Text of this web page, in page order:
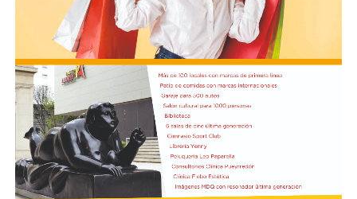
La autorización militar ocurre en un contexto de
fricción diplomática originada por las declaraciones
de Javier Milei hacia su par brasileño, Lula da Silva. Esta
situación derivó en el retiro del embajador brasileño en
Buenos Aires, Julio Bitelli.
Desde el Palacio del Planalto, el canciller Mauro
Vieira calificó los insultos del mandatario argentino
como "graves e inaceptables". Por su parte, Brasil decidió